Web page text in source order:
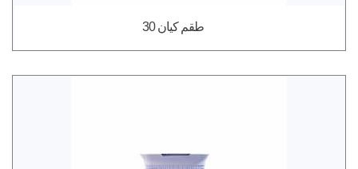
طقم كيان 30